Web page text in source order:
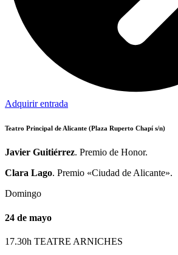
Adquirir entrada
Teatro Principal de Alicante (Plaza Ruperto Chapí s/n)
Javier Guitiérrez. Premio de Honor.
Clara Lago. Premio «Ciudad de Alicante».
Domingo
24 de mayo
17.30h TEATRE ARNICHES